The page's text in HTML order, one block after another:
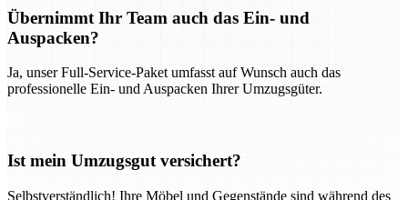
Übernimmt Ihr Team auch das Ein- und
Auspacken?
Ja, unser Full-Service-Paket umfasst auf Wunsch auch das
professionelle Ein- und Auspacken Ihrer Umzugsgüter.
Ist mein Umzugsgut versichert?
Selbstverständlich! Ihre Möbel und Gegenstände sind während des